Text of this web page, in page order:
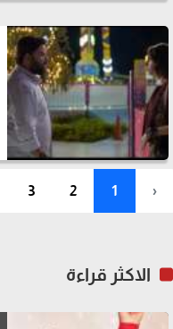
‹
1
2
3
الاكثر قراءة